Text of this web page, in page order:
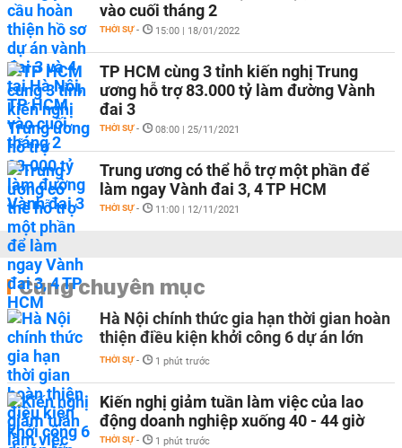
vào cuối tháng 2
THỜI SỰ - 15:00 | 18/01/2022
TP HCM cùng 3 tỉnh kiến nghị Trung
ương hỗ trợ 83.000 tỷ làm đường Vành
đai 3
THỜI SỰ - 08:00 | 25/11/2021
Trung ương có thể hỗ trợ một phần để
làm ngay Vành đai 3, 4 TP HCM
THỜI SỰ - 11:00 | 12/11/2021
Cùng chuyên mục
Hà Nội chính thức gia hạn thời gian hoàn
thiện điều kiện khởi công 6 dự án lớn
THỜI SỰ - 1 phút trước
Kiến nghị giảm tuần làm việc của lao
động doanh nghiệp xuống 40 - 44 giờ
THỜI SỰ - 1 phút trước